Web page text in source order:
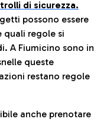
di sicurezza.
possono essere
regole si
A Fiumicino sono in
queste
restano regole
anche prenotare